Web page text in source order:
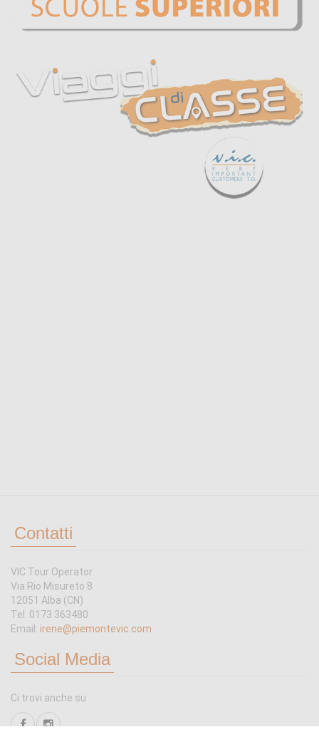
Contatti
VIC Tour Operator
Via Rio Misureto 8
12051 Alba (CN)
Tel. 0173 363480
Email: irene@piemontevic.com
Social Media
Ci trovi anche su